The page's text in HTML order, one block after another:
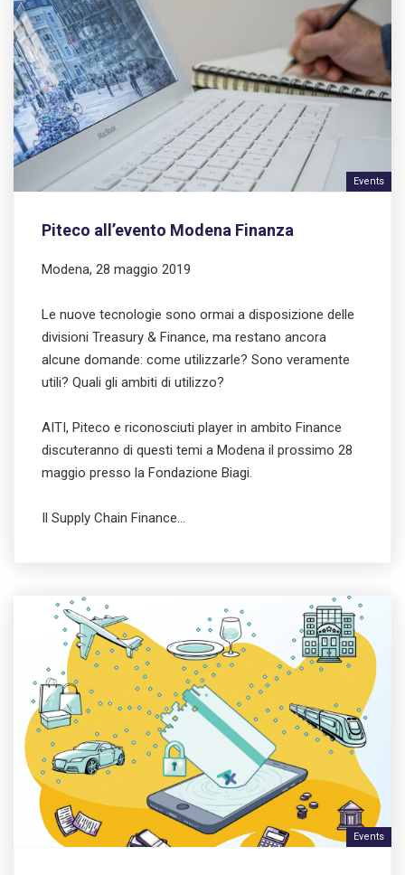
Events
Piteco all’evento Modena Finanza
Modena, 28 maggio 2019
Le nuove tecnologie sono ormai a disposizione delle
divisioni Treasury & Finance, ma restano ancora
alcune domande: come utilizzarle? Sono veramente
utili? Quali gli ambiti di utilizzo?
AITI, Piteco e riconosciuti player in ambito Finance
discuteranno di questi temi a Modena il prossimo 28
maggio presso la Fondazione Biagi.
Il Supply Chain Finance…
Events